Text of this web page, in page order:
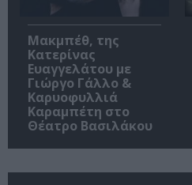
Μακμπέθ, της
Κατερίνας
Ευαγγελάτου με
Γιώργο Γάλλο &
Καρυοφυλλιά
Καραμπέτη στο
Θέατρο Βασιλάκου